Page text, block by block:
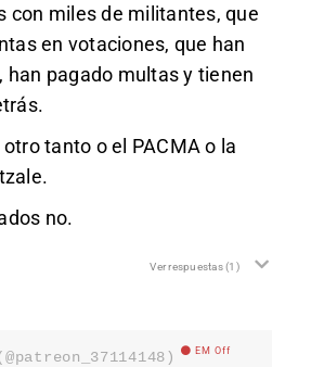
con miles de militantes, que
en votaciones, que han
han pagado multas y tienen
tanto o el PACMA o la
no.
Ver respuestas(1)
EM Off